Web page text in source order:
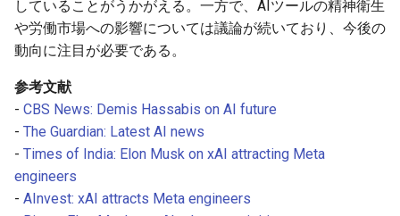
2026-03-26
2026-03-22
2025-09-06
2025-09-02
2026-03-26
2026-03-25
2026-03-24
2026-03-23
2026-03-22
2026-03-23
2026-03-19
2026-03-22
2026-03-18
していることがうかがえる。一方で、AIツールの精神衛生
や労働市場への影響については議論が続いており、今後の
動向に注目が必要である。
参考文献
- CBS News: Demis Hassabis on AI future
- The Guardian: Latest AI news
- Times of India: Elon Musk on xAI attracting Meta
engineers
- AInvest: xAI attracts Meta engineers